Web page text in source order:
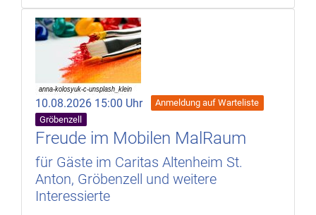
10.08.2026 15:00 Uhr
Anmeldung auf Warteliste
Gröbenzell
Freude im Mobilen MalRaum
für Gäste im Caritas Altenheim St.
Anton, Gröbenzell und weitere
Interessierte